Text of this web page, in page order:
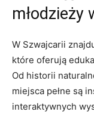
młodzieży
W Szwajcarii
które oferują⁢
Od ⁤historii
miejsca pełne są
interaktywnych